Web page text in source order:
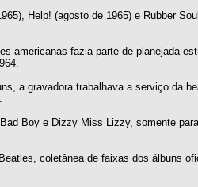
Help! (agosto de 1965) e Rubber
americanas fazia parte de planejada
a gravadora trabalhava a serviço da
Boy e Dizzy Miss Lizzy, somente
coletânea de faixas dos álbuns